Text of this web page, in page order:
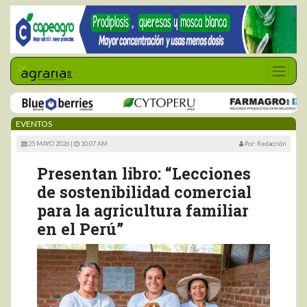
EVENTOS
25 MAYO 2026 | 10:07 AM Por: Redacción
Presentan libro: “Lecciones
de sostenibilidad comercial
para la agricultura familiar
en el Perú”